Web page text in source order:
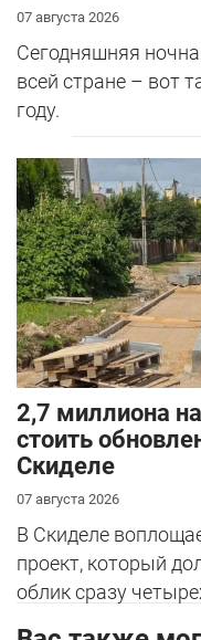
07 августа 2026
Сегодняшняя
всей стране – вот
году.
2,7 миллиона
стоить
Скиделе
07 августа 2026
В Скиделе
проект, который
облик сразу